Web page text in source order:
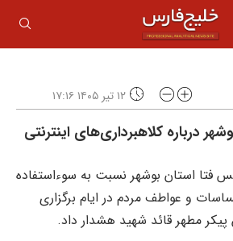
۱۲ تیر ۱۴۰۵ ۱۷:۱۶
درباره کلاهبرداری‌های اینترنتی
فتا استان بوشهر نسبت به سوءاستفاده
و عواطف مردم در ایام برگزاری
مطهر قائد شهید هشدار داد.